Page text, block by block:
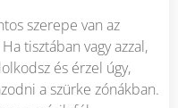
szerepe van az
tisztában vagy azzal,
és érzel úgy,
a szürke zónákban.